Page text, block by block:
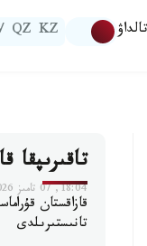
تالداۋ KZ
QZ
تاقىرىپقا
18:04, 07 تامىز 2026
قازاقستان
تانىستىرىلدى